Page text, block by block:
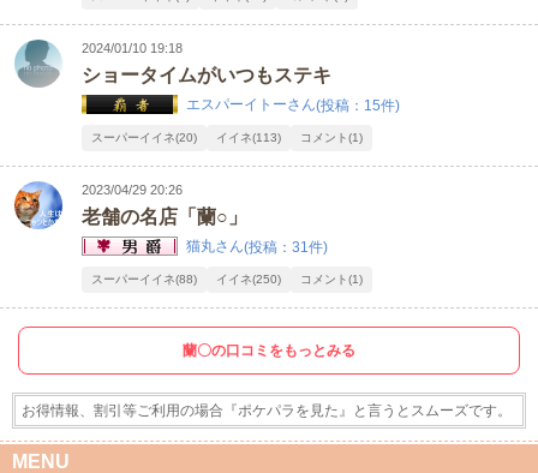
2024/01/10 19:18
ショータイムがいつもステキ
エスパーイトーさん(投稿：15件)
スーパーイイネ(20) イイネ(113) コメント(1)
2023/04/29 20:26
老舗の名店「蘭○」
猫丸さん(投稿：31件)
スーパーイイネ(88) イイネ(250) コメント(1)
蘭〇の口コミをもっとみる
お得情報、割引等ご利用の場合『ポケパラを見た』と言うとスムーズです。
MENU
新規会員登録
中四国
沖縄 全国TOP